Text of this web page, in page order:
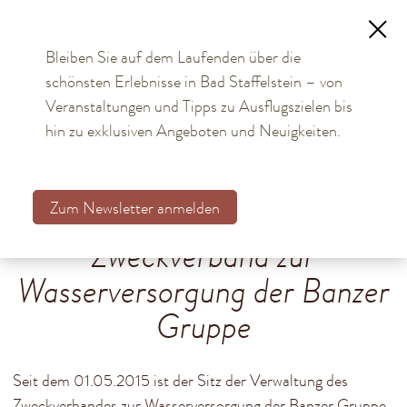
TOURISMUS
Aktuelles
Bürgerservice online
Rathaus
Einrichtungen
Zweckverband zur
Wasserversorgung der Banzer
Gruppe
Seit dem 01.05.2015 ist der Sitz der Verwaltung des
Bleiben Sie auf dem Laufenden über die
schönsten Erlebnisse in Bad Staffelstein – von
Veranstaltungen und Tipps zu Ausflugszielen bis
hin zu exklusiven Angeboten und Neuigkeiten.
Zum Newsletter anmelden